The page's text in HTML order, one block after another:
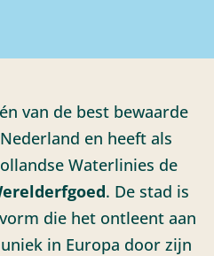
van de best bewaarde
en heeft als
Waterlinies de
. De stad is
die het ontleent aan
in Europa door zijn